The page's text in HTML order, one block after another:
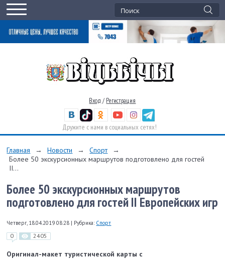
Вход / Регистрация
Дружите с нами в социальных сетях!
Главная → Новости → Спорт
→
Более 50 экскурсионных маршрутов подготовлено для гостей
II...
Более 50 экскурсионных маршрутов
подготовлено для гостей II Европейских игр
Четверг, 18.04.2019 08:28 | Рубрика: Спорт
0 2405
Оригинал-макет туристической карты с